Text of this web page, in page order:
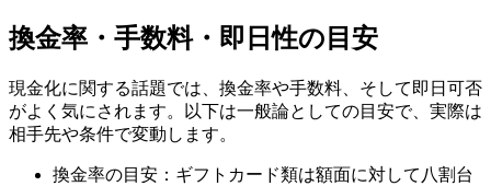
換金率・手数料・即日性の目安
現金化に関する話題では、換金率や手数料、そして即日可否
がよく気にされます。以下は一般論としての目安で、実際は
相手先や条件で変動します。
換金率の目安：ギフトカード類は額面に対して八割台